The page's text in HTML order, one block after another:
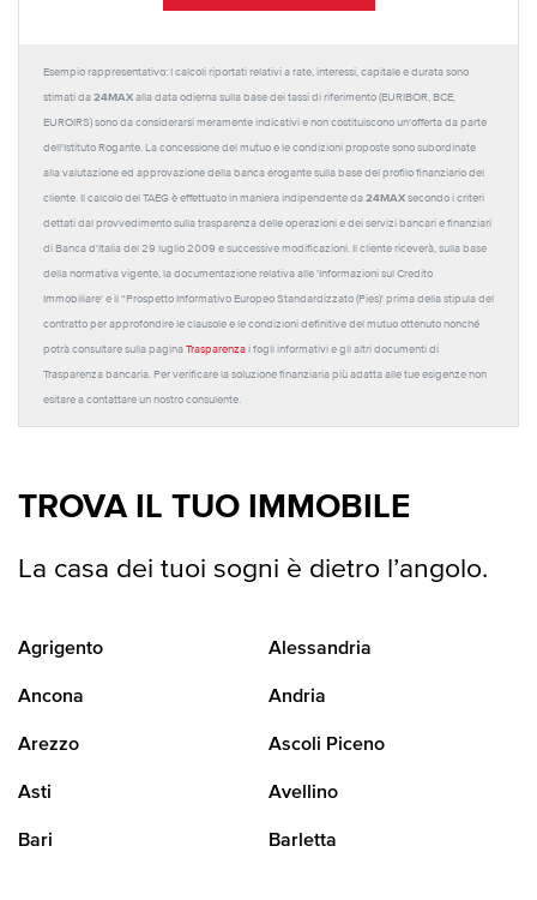
Esempio rappresentativo: I calcoli riportati relativi a rate, interessi, capitale e durata sono
stimati da 24MAX alla data odierna sulla base dei tassi di riferimento (EURIBOR, BCE,
EUROIRS) sono da considerarsi meramente indicativi e non costituiscono un'offerta da parte
dell'Istituto Rogante. La concessione del mutuo e le condizioni proposte sono subordinate
alla valutazione ed approvazione della banca erogante sulla base del profilo finanziario del
cliente. Il calcolo del TAEG è effettuato in maniera indipendente da 24MAX secondo i criteri
dettati dal provvedimento sulla trasparenza delle operazioni e dei servizi bancari e finanziari
di Banca d'Italia del 29 luglio 2009 e successive modificazioni. Il cliente riceverà, sulla base
della normativa vigente, la documentazione relativa alle 'Informazioni sul Credito
Immobiliare' e il “Prospetto Informativo Europeo Standardizzato (Pies)' prima della stipula del
contratto per approfondire le clausole e le condizioni definitive del mutuo ottenuto nonché
potrà consultare sulla pagina Trasparenza i fogli informativi e gli altri documenti di
Trasparenza bancaria. Per verificare la soluzione finanziaria più adatta alle tue esigenze non
esitare a contattare un nostro consulente.
TROVA IL TUO IMMOBILE
La casa dei tuoi sogni è dietro l’angolo.
Agrigento Alessandria
Ancona Andria
Arezzo Ascoli Piceno
Asti Avellino
Bari Barletta